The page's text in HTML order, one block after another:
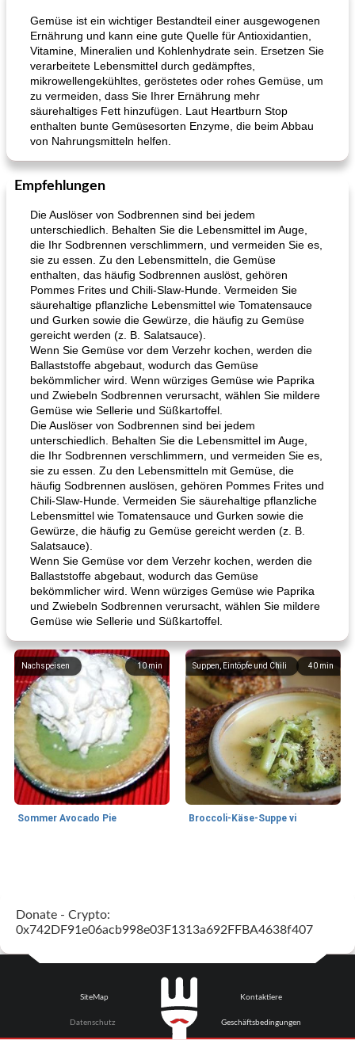
Gemüse ist ein wichtiger Bestandteil einer ausgewogenen
Ernährung und kann eine gute Quelle für Antioxidantien,
Vitamine, Mineralien und Kohlenhydrate sein. Ersetzen Sie
verarbeitete Lebensmittel durch gedämpftes,
mikrowellengekühltes, geröstetes oder rohes Gemüse, um
zu vermeiden, dass Sie Ihrer Ernährung mehr
säurehaltiges Fett hinzufügen. Laut Heartburn Stop
enthalten bunte Gemüsesorten Enzyme, die beim Abbau
von Nahrungsmitteln helfen.
Empfehlungen
Die Auslöser von Sodbrennen sind bei jedem
unterschiedlich. Behalten Sie die Lebensmittel im Auge,
die Ihr Sodbrennen verschlimmern, und vermeiden Sie es,
sie zu essen. Zu den Lebensmitteln, die Gemüse
enthalten, das häufig Sodbrennen auslöst, gehören
Pommes Frites und Chili-Slaw-Hunde. Vermeiden Sie
säurehaltige pflanzliche Lebensmittel wie Tomatensauce
und Gurken sowie die Gewürze, die häufig zu Gemüse
gereicht werden (z. B. Salatsauce).
Wenn Sie Gemüse vor dem Verzehr kochen, werden die
Ballaststoffe abgebaut, wodurch das Gemüse
bekömmlicher wird. Wenn würziges Gemüse wie Paprika
und Zwiebeln Sodbrennen verursacht, wählen Sie mildere
Gemüse wie Sellerie und Süßkartoffel.
Die Auslöser von Sodbrennen sind bei jedem
unterschiedlich. Behalten Sie die Lebensmittel im Auge,
die Ihr Sodbrennen verschlimmern, und vermeiden Sie es,
sie zu essen. Zu den Lebensmitteln mit Gemüse, die
häufig Sodbrennen auslösen, gehören Pommes Frites und
Chili-Slaw-Hunde. Vermeiden Sie säurehaltige pflanzliche
Lebensmittel wie Tomatensauce und Gurken sowie die
Gewürze, die häufig zu Gemüse gereicht werden (z. B.
Salatsauce).
Wenn Sie Gemüse vor dem Verzehr kochen, werden die
Ballaststoffe abgebaut, wodurch das Gemüse
bekömmlicher wird. Wenn würziges Gemüse wie Paprika
und Zwiebeln Sodbrennen verursacht, wählen Sie mildere
Gemüse wie Sellerie und Süßkartoffel.
10min
Nachspeisen
Sommer Avocado Pie
40 min
Suppen, Eintöpfe und Chili
Broccoli-Käse-Suppe vi
Cilantro-Curry-Hühnersalat
Donate - Crypto:
0x742DF91e06acb998e03F1313a692FFBA4638f407
SiteMap
Datenschutz
Kontaktiere
Geschäftsbedingungen